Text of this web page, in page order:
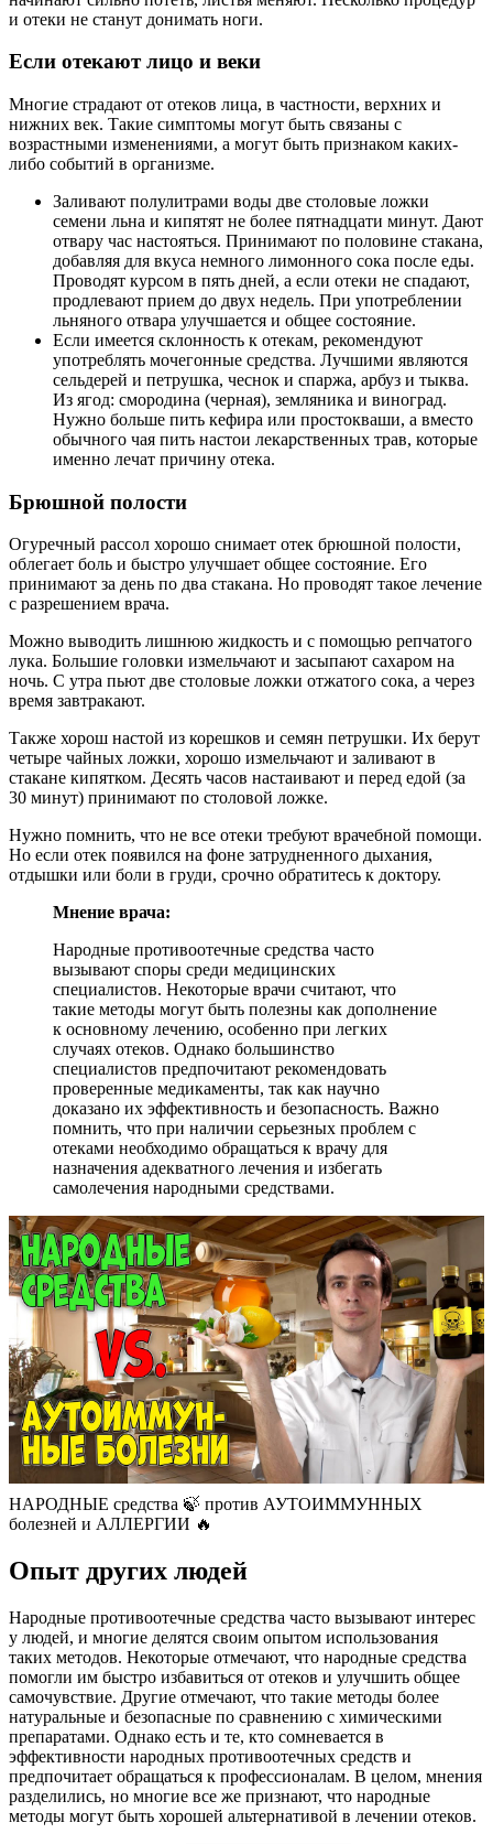
и отеки не станут донимать ноги.
Если отекают лицо и веки
Многие страдают от отеков лица, в частности, верхних и
нижних век. Такие симптомы могут быть связаны с
возрастными изменениями, а могут быть признаком каких-
либо событий в организме.
Заливают полулитрами воды две столовые ложки
семени льна и кипятят не более пятнадцати минут. Дают
отвару час настояться. Принимают по половине стакана,
добавляя для вкуса немного лимонного сока после еды.
Проводят курсом в пять дней, а если отеки не спадают,
продлевают прием до двух недель. При употреблении
льняного отвара улучшается и общее состояние.
Если имеется склонность к отекам, рекомендуют
употреблять мочегонные средства. Лучшими являются
сельдерей и петрушка, чеснок и спаржа, арбуз и тыква.
Из ягод: смородина (черная), земляника и виноград.
Нужно больше пить кефира или простокваши, а вместо
обычного чая пить настои лекарственных трав, которые
именно лечат причину отека.
Брюшной полости
Огуречный рассол хорошо снимает отек брюшной полости,
облегает боль и быстро улучшает общее состояние. Его
принимают за день по два стакана. Но проводят такое лечение
с разрешением врача.
Можно выводить лишнюю жидкость и с помощью репчатого
лука. Большие головки измельчают и засыпают сахаром на
ночь. С утра пьют две столовые ложки отжатого сока, а через
время завтракают.
Также хорош настой из корешков и семян петрушки. Их берут
четыре чайных ложки, хорошо измельчают и заливают в
стакане кипятком. Десять часов настаивают и перед едой (за
30 минут) принимают по столовой ложке.
Нужно помнить, что не все отеки требуют врачебной помощи.
Но если отек появился на фоне затрудненного дыхания,
отдышки или боли в груди, срочно обратитесь к доктору.
Мнение врача:
Народные противоотечные средства часто
вызывают споры среди медицинских
специалистов. Некоторые врачи считают, что
такие методы могут быть полезны как дополнение
к основному лечению, особенно при легких
случаях отеков. Однако большинство
специалистов предпочитают рекомендовать
проверенные медикаменты, так как научно
доказано их эффективность и безопасность. Важно
помнить, что при наличии серьезных проблем с
отеками необходимо обращаться к врачу для
назначения адекватного лечения и избегать
самолечения народными средствами.
НАРОДНЫЕ средства 🍃 против АУТОИММУННЫХ
болезней и АЛЛЕРГИИ 🔥
Опыт других людей
Народные противоотечные средства часто вызывают интерес
у людей, и многие делятся своим опытом использования
таких методов. Некоторые отмечают, что народные средства
помогли им быстро избавиться от отеков и улучшить общее
самочувствие. Другие отмечают, что такие методы более
натуральные и безопасные по сравнению с химическими
препаратами. Однако есть и те, кто сомневается в
эффективности народных противоотечных средств и
предпочитает обращаться к профессионалам. В целом, мнения
разделились, но многие все же признают, что народные
методы могут быть хорошей альтернативой в лечении отеков.